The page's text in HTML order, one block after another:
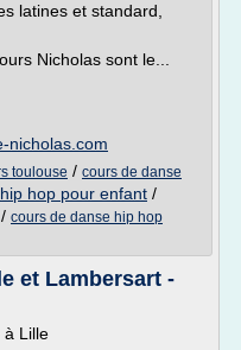
latines et standard,
Nicholas sont le...
nicholas.com
toulouse / cours de danse
hop pour enfant /
/ cours de danse hip hop
et Lambersart -
à Lille